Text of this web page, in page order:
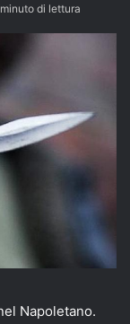
di lettura
Napoletano.